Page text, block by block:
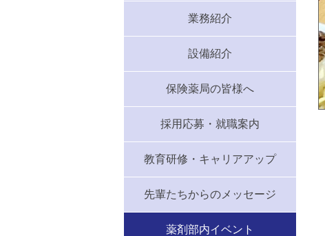
業務紹介
設備紹介
保険薬局の皆様へ
採用応募・就職案内
教育研修・キャリアアップ
先輩たちからのメッセージ
薬剤部内イベント